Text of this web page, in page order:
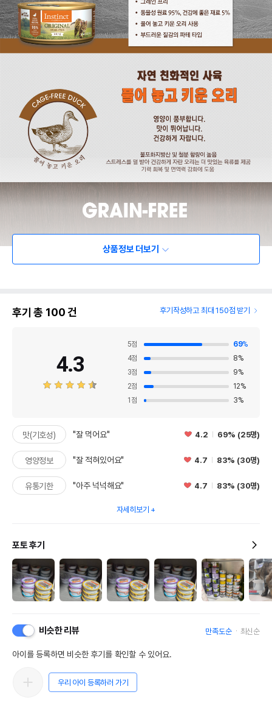
상품정보 더보기
후기 총 100건 후기작성하고 최대 150점 받기
4.3
5점 69%
4점 8%
3점 9%
2점 12%
1 점 3%
맛(기호성) "잘 먹어요" 4.2 69% (25명)
영양정보 "잘 적혀있어요" 4.7 83% (30명)
유통기한 "아주 넉넉해요" 4.7 83% (30명)
자세히보기
포토 후기
비슷한 리뷰 만족도순 최신순
아이를 등록하면 비슷한 후기를 확인할 수 있어요.
우리 아이 등록하러 가기